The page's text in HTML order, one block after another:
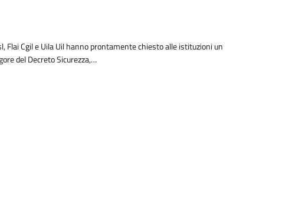
Flai Cgil e Uila Uil hanno prontamente chiesto alle istituzioni un
del Decreto Sicurezza,…